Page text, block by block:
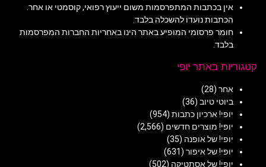
אין בכתבות המתפרסמות משום ייעוץ רפואי, קוסמטי או אחר.
הכתבות נועדו להשכלה בלבד.
חומר פרסומי המופיע באתר הינו באחריות החברות המפרסמות
בלבד.
קטגוריות באתר יופי
אחר (28)
ביוטי טיוב (36)
יופי! ארכיון כתבות (954)
יופי! מוצרים חדשים (2,566)
יופי! של אופנה (35)
יופי! של איפור (631)
יופי! של אסתטיקה (502)